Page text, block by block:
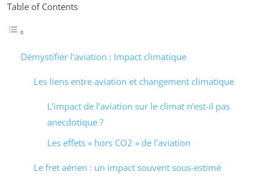
Table of Contents
Démystifier l’aviation : Impact climatique
Les liens entre aviation et changement climatique
L’impact de l’aviation sur le climat n’est-il pas
anecdotique ?
Les effets « hors CO2 » de l’aviation
Le fret aérien : un impact souvent sous-estimé